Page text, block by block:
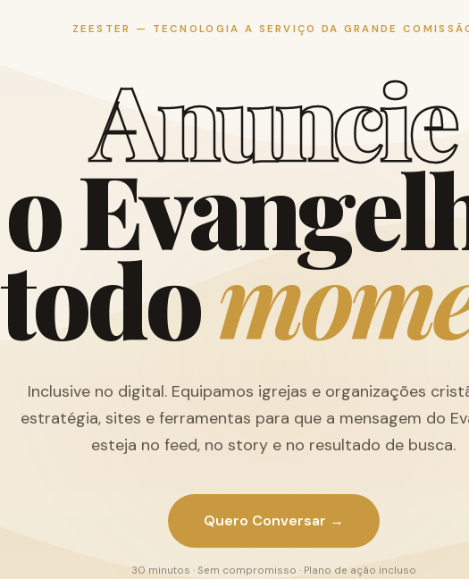
ZEESTER — TECNOLOGIA A SERVIÇO DA GRANDE
Anuncie
oEvangel
todomom
Inclusive no digital. Equipamos igrejas e organizações
estratégia, sites e ferramentas para que a mensagem do
esteja no feed, no story e no resultado de busca.
Quero Conversar →
30 minutos · Sem compromisso · Plano de ação incluso